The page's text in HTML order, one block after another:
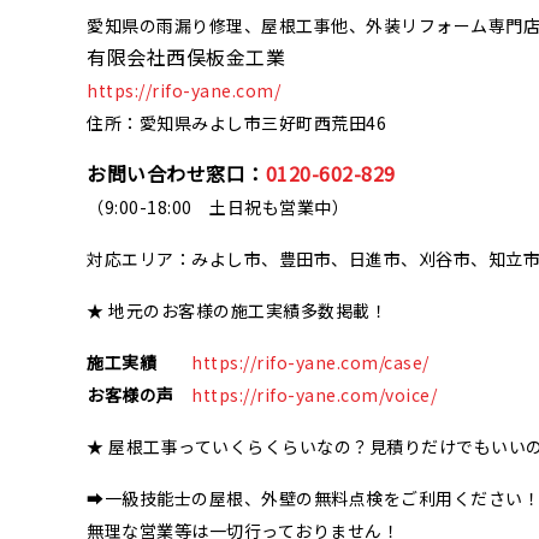
愛知県の雨漏り修理、屋根工事他、外装リフォーム専門店
有限会社西俣板金工業
https://rifo-yane.com/
住所：愛知県みよし市三好町西荒田46
お問い合わせ窓口： 0120-602-829
（9:00-18:00 土日祝も営業中）
対応エリア：みよし市、豊田市、日進市、刈谷市、知立
★ 地元のお客様の施工実績多数掲載！
施工実績
https://rifo-yane.com/case/
お客様の声
https://rifo-yane.com/voice/
★ 屋根工事っていくらくらいなの？見積りだけでもいい
➡一級技能士の屋根、外壁の無料点検をご利用ください！
無理な営業等は一切行っておりません！